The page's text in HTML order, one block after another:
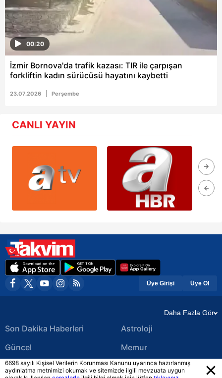
00:20
İzmir Bornova'da trafik kazası: TIR ile çarpışan
forkliftin kadın sürücüsü hayatını kaybetti
23.07.2026 Perşembe
CANLI YAYIN
Üye Girişi Üye Ol
Daha Fazla Gör
Son Dakika Haberleri
Güncel
Ekonomi Haberleri
Astroloji
Memur
Yerel Haberler
6698 sayılı Kişisel Verilerin Korunması Kanunu uyarınca hazırlanmış
aydınlatma metnimizi okumak ve sitemizde ilgili mevzuata uygun